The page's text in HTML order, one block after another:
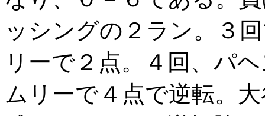
ッシングの２ラン。３
リーで２点。４回、パ
ムリーで４点で逆転。